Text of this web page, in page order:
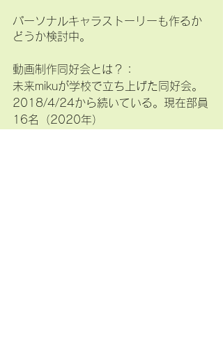
パーソナルキャラストーリーも作るか
どうか検討中。
動画制作同好会とは？：
未来mikuが学校で立ち上げた同好会。
2018/4/24から続いている。現在部員
16名（2020年）